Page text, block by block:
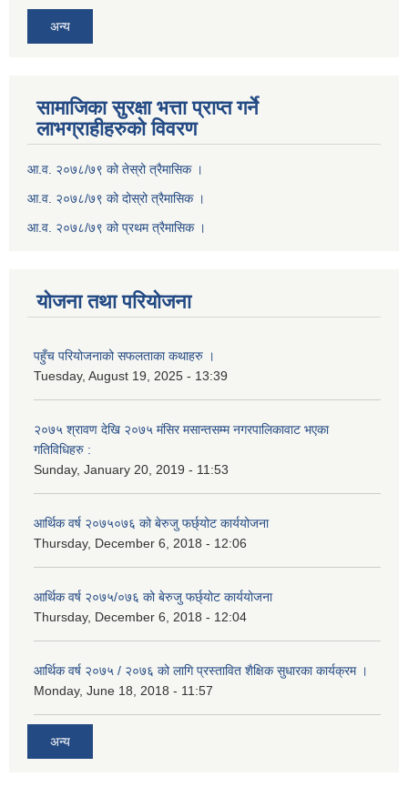
अन्य
सामाजिका सुरक्षा भत्ता प्राप्त गर्ने
लाभग्राहीहरुको विवरण
आ.व. २०७८/७९ को तेस्रो त्रैमासिक ।
आ.व. २०७८/७९ को दोस्रो त्रैमासिक ।
आ.व. २०७८/७९ को प्रथम त्रैमासिक ।
योजना तथा परियोजना
पहुँच परियोजनाको सफलताका कथाहरु ।
Tuesday, August 19, 2025 - 13:39
२०७५ श्रावण देखि २०७५ मंसिर मसान्तसम्म नगरपालिकावाट भएका
गतिविधिहरु :
Sunday, January 20, 2019 - 11:53
आर्थिक वर्ष २०७५०७६ को बेरुजु फर्छ्योट कार्ययोजना
Thursday, December 6, 2018 - 12:06
आर्थिक वर्ष २०७५/०७६ को बेरुजु फर्छ्योट कार्ययोजना
Thursday, December 6, 2018 - 12:04
आर्थिक वर्ष २०७५ / २०७६ को लागि प्रस्तावित शैक्षिक सुधारका कार्यक्रम ।
Monday, June 18, 2018 - 11:57
अन्य